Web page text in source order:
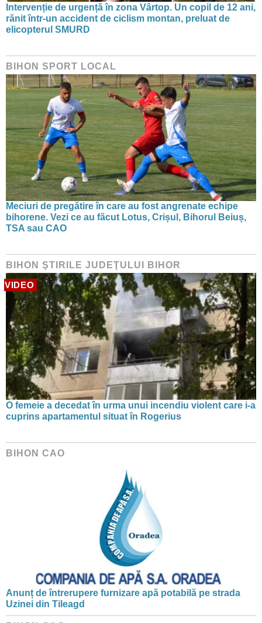
Intervenție de urgență în zona Vârtop. Un copil de 12 ani,
rănit într-un accident de ciclism montan, preluat de
elicopterul SMURD
BIHON SPORT LOCAL
Meciuri de pregătire în care au fost angrenate echipe
bihorene. Vezi ce au făcut Lotus, Crișul, Bihorul Beiuș,
TSA sau CAO
BIHON ŞTIRILE JUDEŢULUI BIHOR
VIDEO
O femeie a decedat în urma unui incendiu violent care i-a
cuprins apartamentul situat în Rogerius
BIHON CAO
Anunț de întrerupere furnizare apă potabilă pe strada
Uzinei din Tileagd